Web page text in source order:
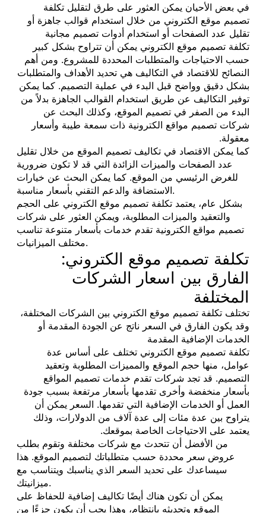
في بعض الأحيان يمكن العثور على طرق لتقليل تكلفة
تصميم موقع الكتروني من خلال استخدام قوالب جاهزة أو
تقليل عدد الصفحات أو استخدام أدوات تصميم مجانية
تكلفة تصميم موقع الكتروني يمكن أن تتراوح بشكل كبير
حسب الاحتياجات والمتطلبات المحددة للمشروع. ومن أهم
النصائح للاقتصاد في التكاليف هي تحديد الأهداف والمتطلبات
بشكل دقيق وواضح قبل البدء في عملية التصميم. كما يمكن
توفير التكاليف عن طريق استخدام القوالب الجاهزة بدلاً من
البدء من الصفر في تصميم الموقع، وكذلك البحث عن
شركات تصميم مواقع الكترونية ذات سمعة طيبة وأسعار
معقولة.
كما يمكن الاقتصاد في تكاليف تصميم الموقع من خلال تقليل
عدد الصفحات والميزات الزائدة التي قد لا تكون ضرورية
للغرض الرئيسي من الموقع. كما يمكن البحث عن خيارات
الاستضافة والدعم التقني بأسعار مناسبة.
بشكل عام، يعتمد تكلفة تصميم موقع الكتروني على الحجم
والتعقيد والميزات المطلوبة، ويمكن العثور على شركات
تصميم مواقع الكترونية تقدم خدمات بأسعار متنوعة تناسب
مختلف الميزانيات.
تكلفة تصميم موقع الكتروني:
الفارق بين اسعار الشركات
المختلفة
تختلف تكلفة تصميم موقع الكتروني بين الشركات المختلفة،
وقد يكون الفارق في السعر ناتج عن الجودة المقدمة أو
الخدمات الإضافية المقدمة
تكلفة تصميم موقع الكتروني تختلف على أساس عدة
عوامل، منها حجم الموقع والمميزات المطلوبة وتعقيد
التصميم. قد تجد شركات تقدم خدمات تصميم المواقع
بأسعار منخفضة وأخرى تقدمها بأسعار مرتفعة بسبب جودة
العمل أو الخدمات الإضافية التي تقدمها. السعر يمكن أن
يتراوح بين عدة مئات إلى عدة آلاف من الدولارات، وذلك
يعتمد على الاحتياجات الخاصة بموقعك.
من الأفضل أن تتحدث مع شركات مختلفة وتقوم بطلب
عروض سعر محددة حسب متطلباتك لتصميم الموقع. هذا
سيساعدك على تحديد السعر الذي يناسبك ويتناسب مع
ميزانيتك.
يمكن أن تكون هناك أيضًا تكاليف إضافية للحفاظ على
الموقع وتحديثه بانتظام، وهذا يجب أن يكون جزءًا من